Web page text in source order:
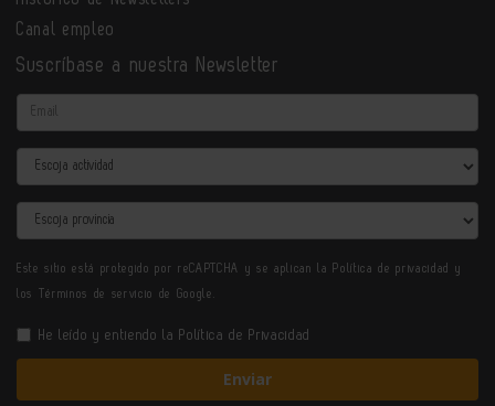
Canal empleo
Suscríbase a nuestra Newsletter
Email
Actividad
Provincia
Este sitio está protegido por reCAPTCHA y se aplican la Política de privacidad y
los Términos de servicio de Google.
He leído y entiendo la Política de Privacidad
Enviar